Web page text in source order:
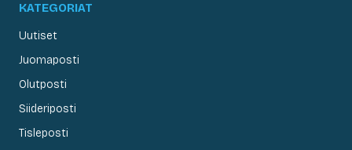
KATEGORIAT
Uutiset
Juomaposti
Olutposti
Siideriposti
Tisleposti